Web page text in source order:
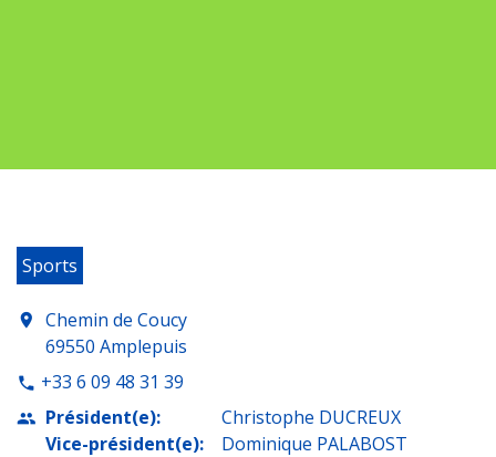
Sports
location_on
Chemin de Coucy
69550 Amplepuis
phone +33 6 09 48 31 39
people Président(e):
Vice-président(e):
Christophe DUCREUX
Dominique PALABOST